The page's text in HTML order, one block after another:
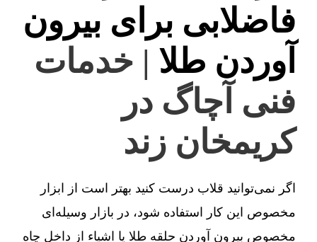
فاضلابی برای بیرون
آوردن طلا | خدمات
فنی آچاگ در
کریمخان زند
اگر نمی‌توانید قلاب درست کنید بهتر است از ابزار
مخصوص این کار استفاده شود، در بازار وسیله‌ای
مخصوص بیرون آوردن حلقه طلا یا اشیاء از داخل چاه